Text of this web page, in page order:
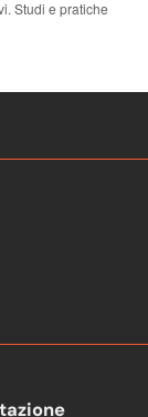
Studi e pratiche